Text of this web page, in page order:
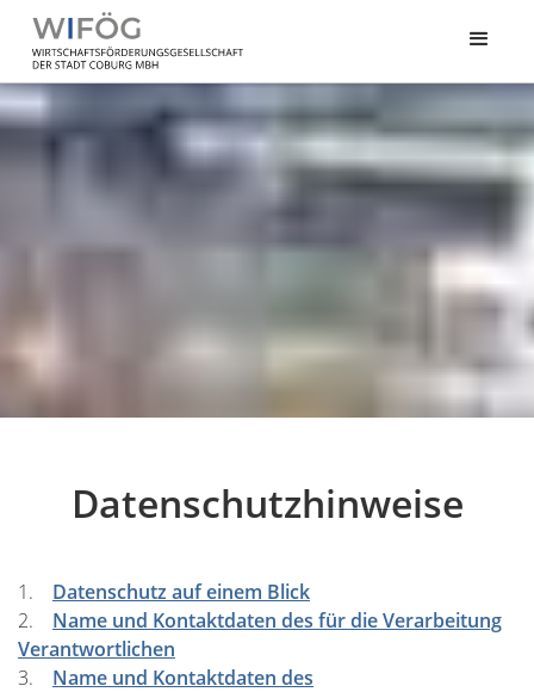
(Kopie 1)
Datenschutzhinweise
1. Datenschutz auf einem Blick
2. Name und Kontaktdaten des für die Verarbeitung
Verantwortlichen
3. Name und Kontaktdaten des